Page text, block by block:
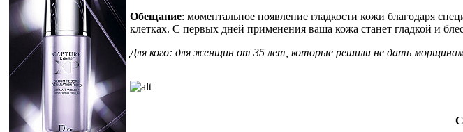
Обещание: моментальное появление гладкости кожи благодаря
клетках. С первых дней применения ваша кожа станет гладкой и
Для кого: для женщин от 35 лет, которые решили не дать